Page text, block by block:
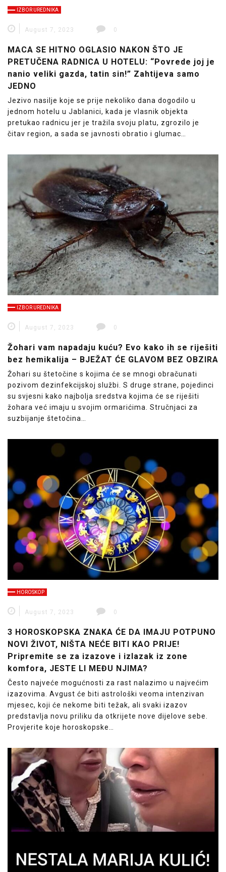
IZBOR UREDNIKA
August 7, 2023 0
MACA SE HITNO OGLASIO NAKON ŠTO JE
PRETUČENA RADNICA U HOTELU: “Povrede joj je
nanio veliki gazda, tatin sin!” Zahtijeva samo
JEDNO
Jezivo nasilje koje se prije nekoliko dana dogodilo u
jednom hotelu u Jablanici, kada je vlasnik objekta
pretukao radnicu jer je tražila svoju platu, zgrozilo je
čitav region, a sada se javnosti obratio i glumac…
IZBOR UREDNIKA
August 7, 2023 0
Žohari vam napadaju kuću? Evo kako ih se riješiti
bez hemikalija – BJEŽAT ĆE GLAVOM BEZ OBZIRA
Žohari su štetočine s kojima će se mnogi obračunati
pozivom dezinfekcijskoj službi. S druge strane, pojedinci
su svjesni kako najbolja sredstva kojima će se riješiti
žohara već imaju u svojim ormarićima. Stručnjaci za
suzbijanje štetočina…
HOROSKOP
August 7, 2023 0
3 HOROSKOPSKA ZNAKA ĆE DA IMAJU POTPUNO
NOVI ŽIVOT, NIŠTA NEĆE BITI KAO PRIJE!
Pripremite se za izazove i izlazak iz zone
komfora, JESTE LI MEĐU NJIMA?
Često najveće mogućnosti za rast nalazimo u najvećim
izazovima. Avgust će biti astrološki veoma intenzivan
mjesec, koji će nekome biti težak, ali svaki izazov
predstavlja novu priliku da otkrijete nove dijelove sebe.
Provjerite koje horoskopske…